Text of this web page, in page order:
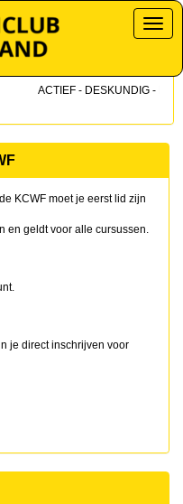
ACTIEF - DESKUNDIG -
KCWF moet je eerst lid zijn
en geldt voor alle cursussen.
je direct inschrijven voor